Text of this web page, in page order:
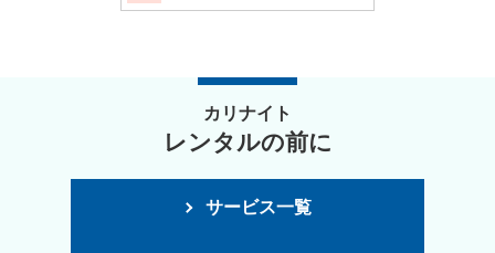
カリナイト
レンタルの前に
サービス一覧